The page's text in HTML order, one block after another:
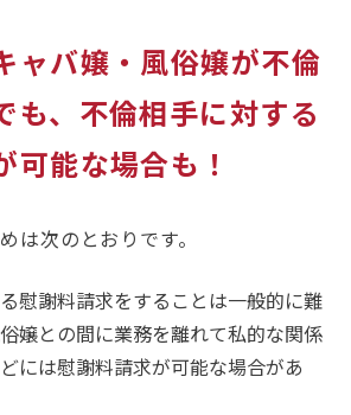
ャバ嬢・風俗嬢が不倫
も、不倫相手に対する
可能な場合も！
は次のとおりです。
慰謝料請求をすることは一般的に難
嬢との間に業務を離れて私的な関係
には慰謝料請求が可能な場合があ